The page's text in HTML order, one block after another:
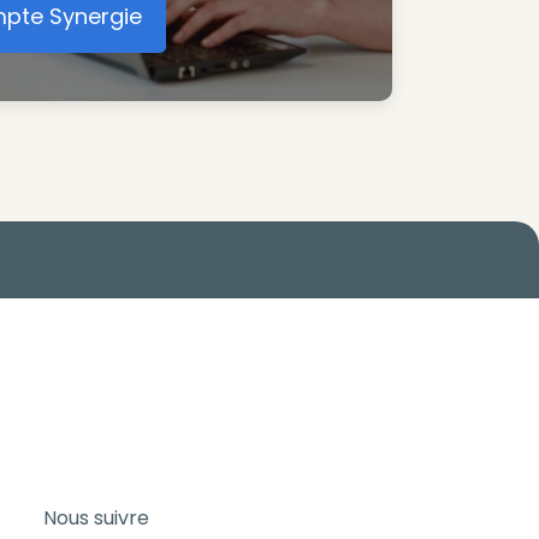
votre compte Synergie
Synergie
Nous suivre